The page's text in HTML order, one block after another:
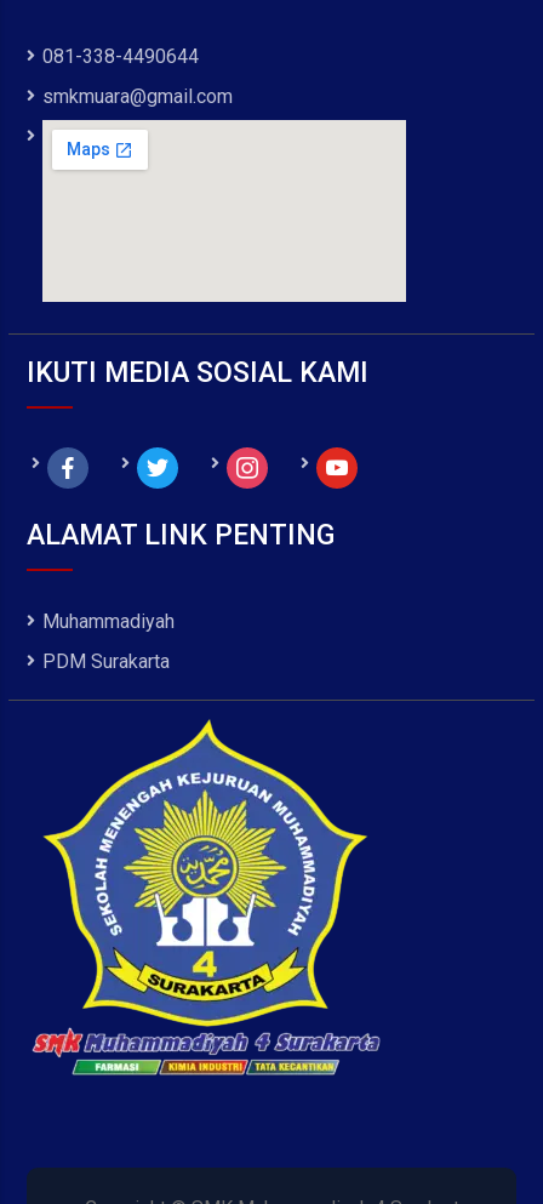
081-338-4490644
smkmuara@gmail.com
IKUTI MEDIA SOSIAL KAMI
facebook twitter instagram youtube
ALAMAT LINK PENTING
Muhammadiyah
PDM Surakarta